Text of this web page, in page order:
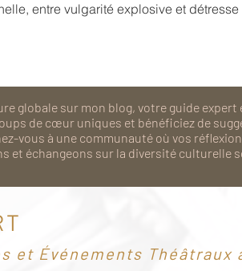
entre vulgarité explosive et
globale sur mon blog, votre guide expert
de cœur uniques et bénéficiez de
vous à une communauté où vos
et échangeons sur la diversité culturelle
et Événements Théâtraux